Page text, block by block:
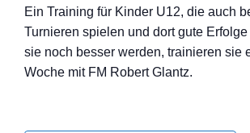
Ein Training für Kinder U12, die auch
Turnieren spielen und dort gute
sie noch besser werden, trainieren sie
Woche mit FM Robert Glantz.